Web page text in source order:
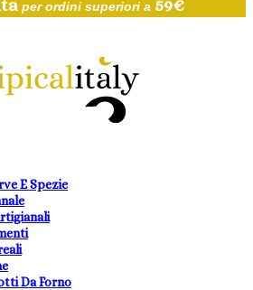
per ordini superiori a 59€
E Spezie
Da Forno